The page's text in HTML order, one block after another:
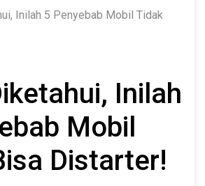
Inilah 5 Penyebab Mobil Tidak
Inilah
Mobil
Distarter!